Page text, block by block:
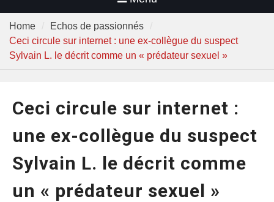
Home
Echos de passionnés
Ceci circule sur internet : une ex-collègue du suspect
Sylvain L. le décrit comme un « prédateur sexuel »
Ceci circule sur internet :
une ex-collègue du suspect
Sylvain L. le décrit comme
un « prédateur sexuel »